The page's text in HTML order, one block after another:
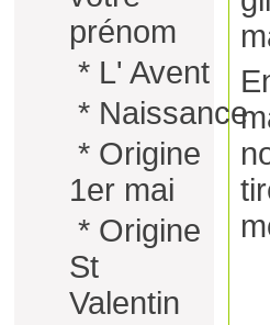
prénom
* L' Avent
* Naissance
* Origine
1er mai
* Origine
St
Valentin